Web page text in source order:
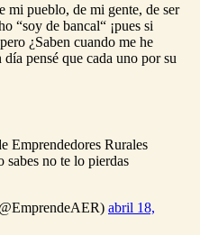
mi pueblo, de mi gente, de ser
“soy de bancal“ ¡pues si
¿Saben cuando me he
pensé que cada uno por su
Emprendedores Rurales
sabes no te lo pierdas
abril 18,